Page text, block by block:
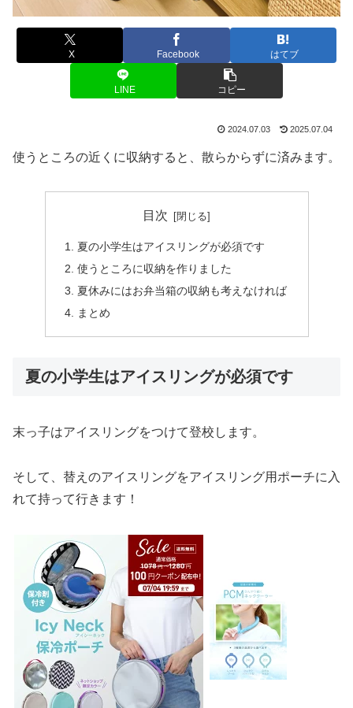
X Facebook はてブ
LINE コピー
2024.07.03 2025.07.04
使うところの近くに収納すると、散らからずに済みます。
目次
夏の小学生はアイスリングが必須です
使うところに収納を作りました
夏休みにはお弁当箱の収納も考えなければ
まとめ
夏の小学生はアイスリングが必須です
末っ子はアイスリングをつけて登校します。
そして、替えのアイスリングをアイスリング用ポーチに入
れて持って行きます！